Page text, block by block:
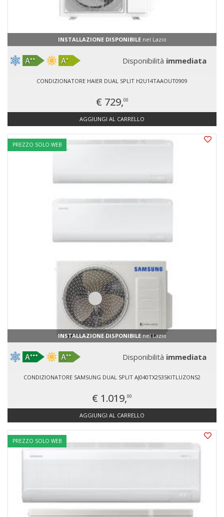
INSTALLAZIONE DISPONIBILEnel Lazio
Disponibilità immediata
CONDIZIONATORE HAIER DUAL SPLIT H2U14TAAOUT0909
€ 729,00
AGGIUNGI AL CARRELLO
INSTALLAZIONE DISPONIBILEnel Lazio
PREZZO SOLO WEB
Disponibilità immediata
CONDIZIONATORE SAMSUNG DUAL SPLIT AJ040TX2535KITLUZONS2
€ 1.019,00
AGGIUNGI AL CARRELLO
PREZZO SOLO WEB